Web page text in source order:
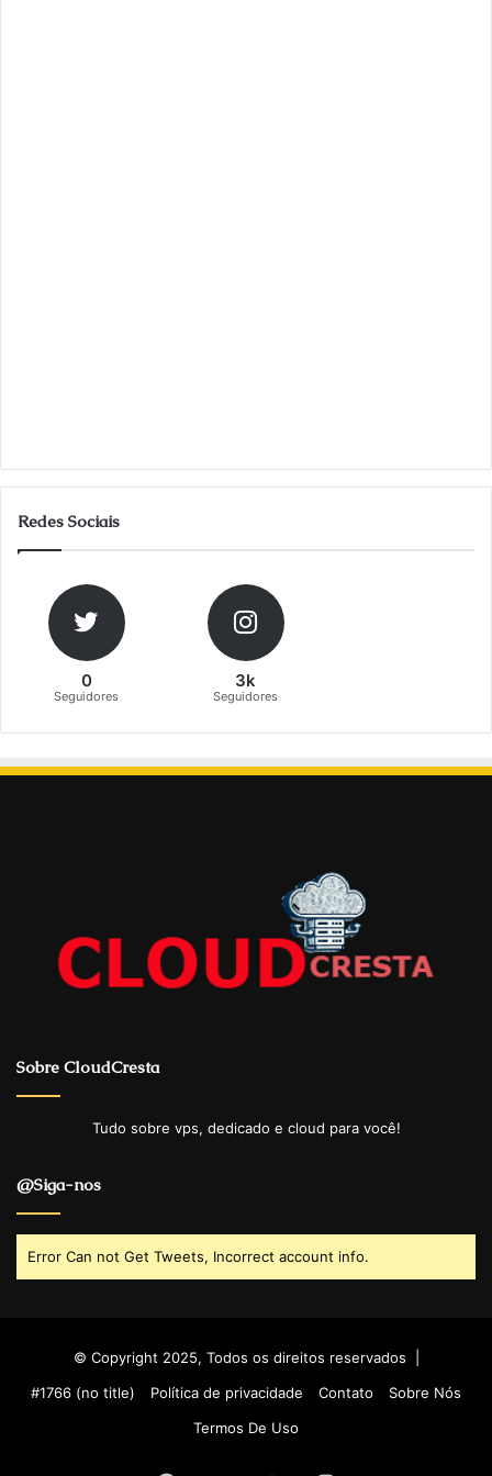
Redes Sociais
0
Seguidores
3k
Seguidores
Sobre CloudCresta
Tudo sobre vps, dedicado e cloud para você!
@Siga-nos
Error Can not Get Tweets, Incorrect account info.
© Copyright 2025, Todos os direitos reservados |
#1766 (no title)
Política de privacidade Contato
Sobre Nós
Termos De Uso